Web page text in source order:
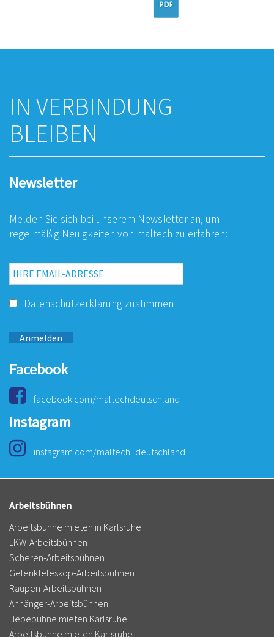
IN VERBINDUNG
BLEIBEN
Newsletter
Melden Sie sich bei unserem Newsletter an, um
regelmäßig Neuigkeiten von maltech zu erfahren:
Datenschutzerklärung zustimmen
Anmelden
Facebook
facebook.com/maltechdeutschland
Instagram
instagram.com/maltech_deutschland
Arbeitsbühnen
Arbeitsbühne mieten in Karlsruhe
LKW-Arbeitsbühnen
Scheren-Arbeitsbühnen
Gelenkteleskop-Arbeitsbühnen
Raupen-Arbeitsbühnen
Anhänger-Arbeitsbühnen
Hebebühne mieten Karlsruhe
Arbeitsbühne mieten Karlsruhe